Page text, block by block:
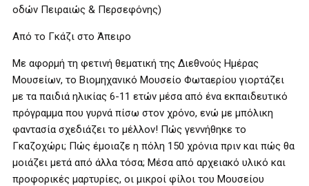
οδών Πειραιώς & Περσεφόνης)
Από το Γκάζι στο Άπειρο
Με αφορμή τη φετινή θεματική της Διεθνούς Ημέρας
Μουσείων, το Βιομηχανικό Μουσείο Φωταερίου γιορτάζει
με τα παιδιά ηλικίας 6-11 ετών μέσα από ένα εκπαιδευτικό
πρόγραμμα που γυρνά πίσω στον χρόνο, ενώ με μπόλικη
φαντασία σχεδιάζει το μέλλον! Πώς γεννήθηκε το
Γκαζοχώρι; Πώς έμοιαζε η πόλη 150 χρόνια πριν και πώς θα
μοιάζει μετά από άλλα τόσα; Μέσα από αρχειακό υλικό και
προφορικές μαρτυρίες, οι μικροί φίλοι του Μουσείου